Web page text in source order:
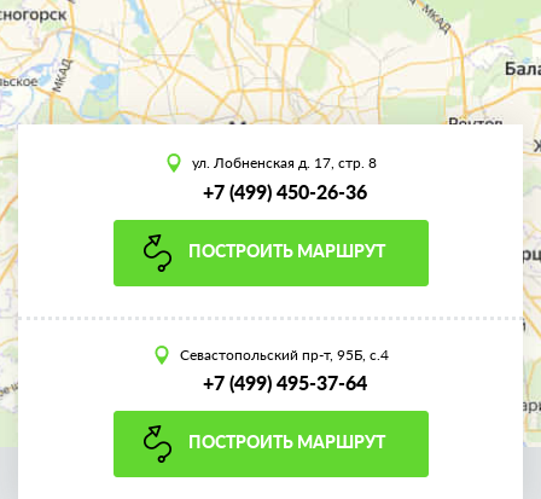
ул. Лобненская д. 17, стр. 8
+7 (499) 450-26-36
ПОСТРОИТЬ МАРШРУТ
Севастопольский пр-т, 95Б, с.4
+7 (499) 495-37-64
ПОСТРОИТЬ МАРШРУТ